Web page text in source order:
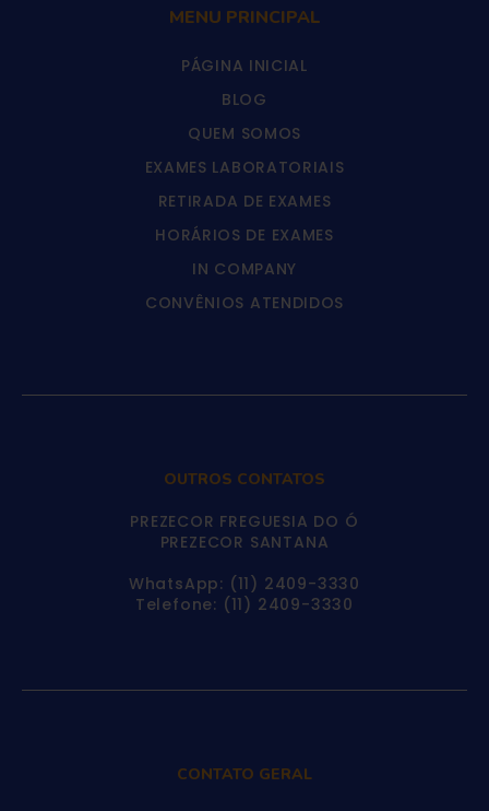
CONTATO GERAL
OUTROS CONTATOS
PREZECOR FREGUESIA DO Ó
PREZECOR SANTANA
WhatsApp: (11) 2409-3330
Telefone: (11) 2409-3330
MENU PRINCIPAL
PÁGINA INICIAL
BLOG
QUEM SOMOS
EXAMES LABORATORIAIS
RETIRADA DE EXAMES
HORÁRIOS DE EXAMES
IN COMPANY
CONVÊNIOS ATENDIDOS